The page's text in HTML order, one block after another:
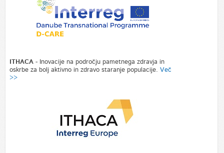
ITHACA- Inovacije na področju pametnega zdravja in
oskrbe za bolj aktivno in zdravo staranje populacije. Več
>>